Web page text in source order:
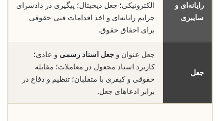
رایانه‌ای و
سایبری
الکترونیکی؛ جعل دیجیتال؛ پیگیری در دادسرای
جرایم رایانه‌ای و اخذ اقدامات فنی-حقوقی
برای احقاق حقوق.
جعل
جعل عنوان و جعل اسناد رسمی و عادی؛
کاربرد اسناد مجعول در معاملات؛ مقابله
حقوقی و کیفری با متقلبان؛ تنظیم و دفاع در
برابر ادعاهای جعل.